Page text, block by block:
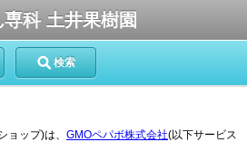
専科 土井果樹園
検索
ョップ)は、 GMOペパボ株式会社(以下サービス